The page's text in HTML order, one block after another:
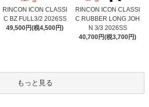
RINCON ICON CLASSI
C BZ FULL3/2 2026SS
49,500円(税4,500円)
RINCON ICON CLASSI
C RUBBER LONG JOH
N 3/3 2026SS
40,700円(税3,700円)
もっと見る